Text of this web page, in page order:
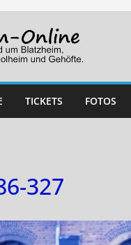
TICKETS FOTOS
327